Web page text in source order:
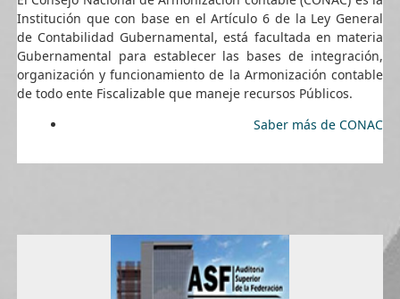
Institución que con base en el Artículo 6 de la Ley General
de Contabilidad Gubernamental, está facultada en materia
Gubernamental para establecer las bases de integración,
organización y funcionamiento de la Armonización contable
de todo ente Fiscalizable que maneje recursos Públicos.
Saber más de CONAC